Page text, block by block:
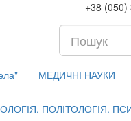
+38
МЕДИЧНІ НАУКИ
ПОЛІТОЛОГІЯ.